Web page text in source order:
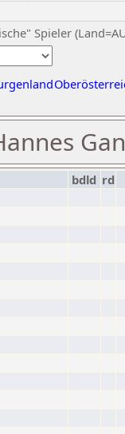
Spieler
bdld rd